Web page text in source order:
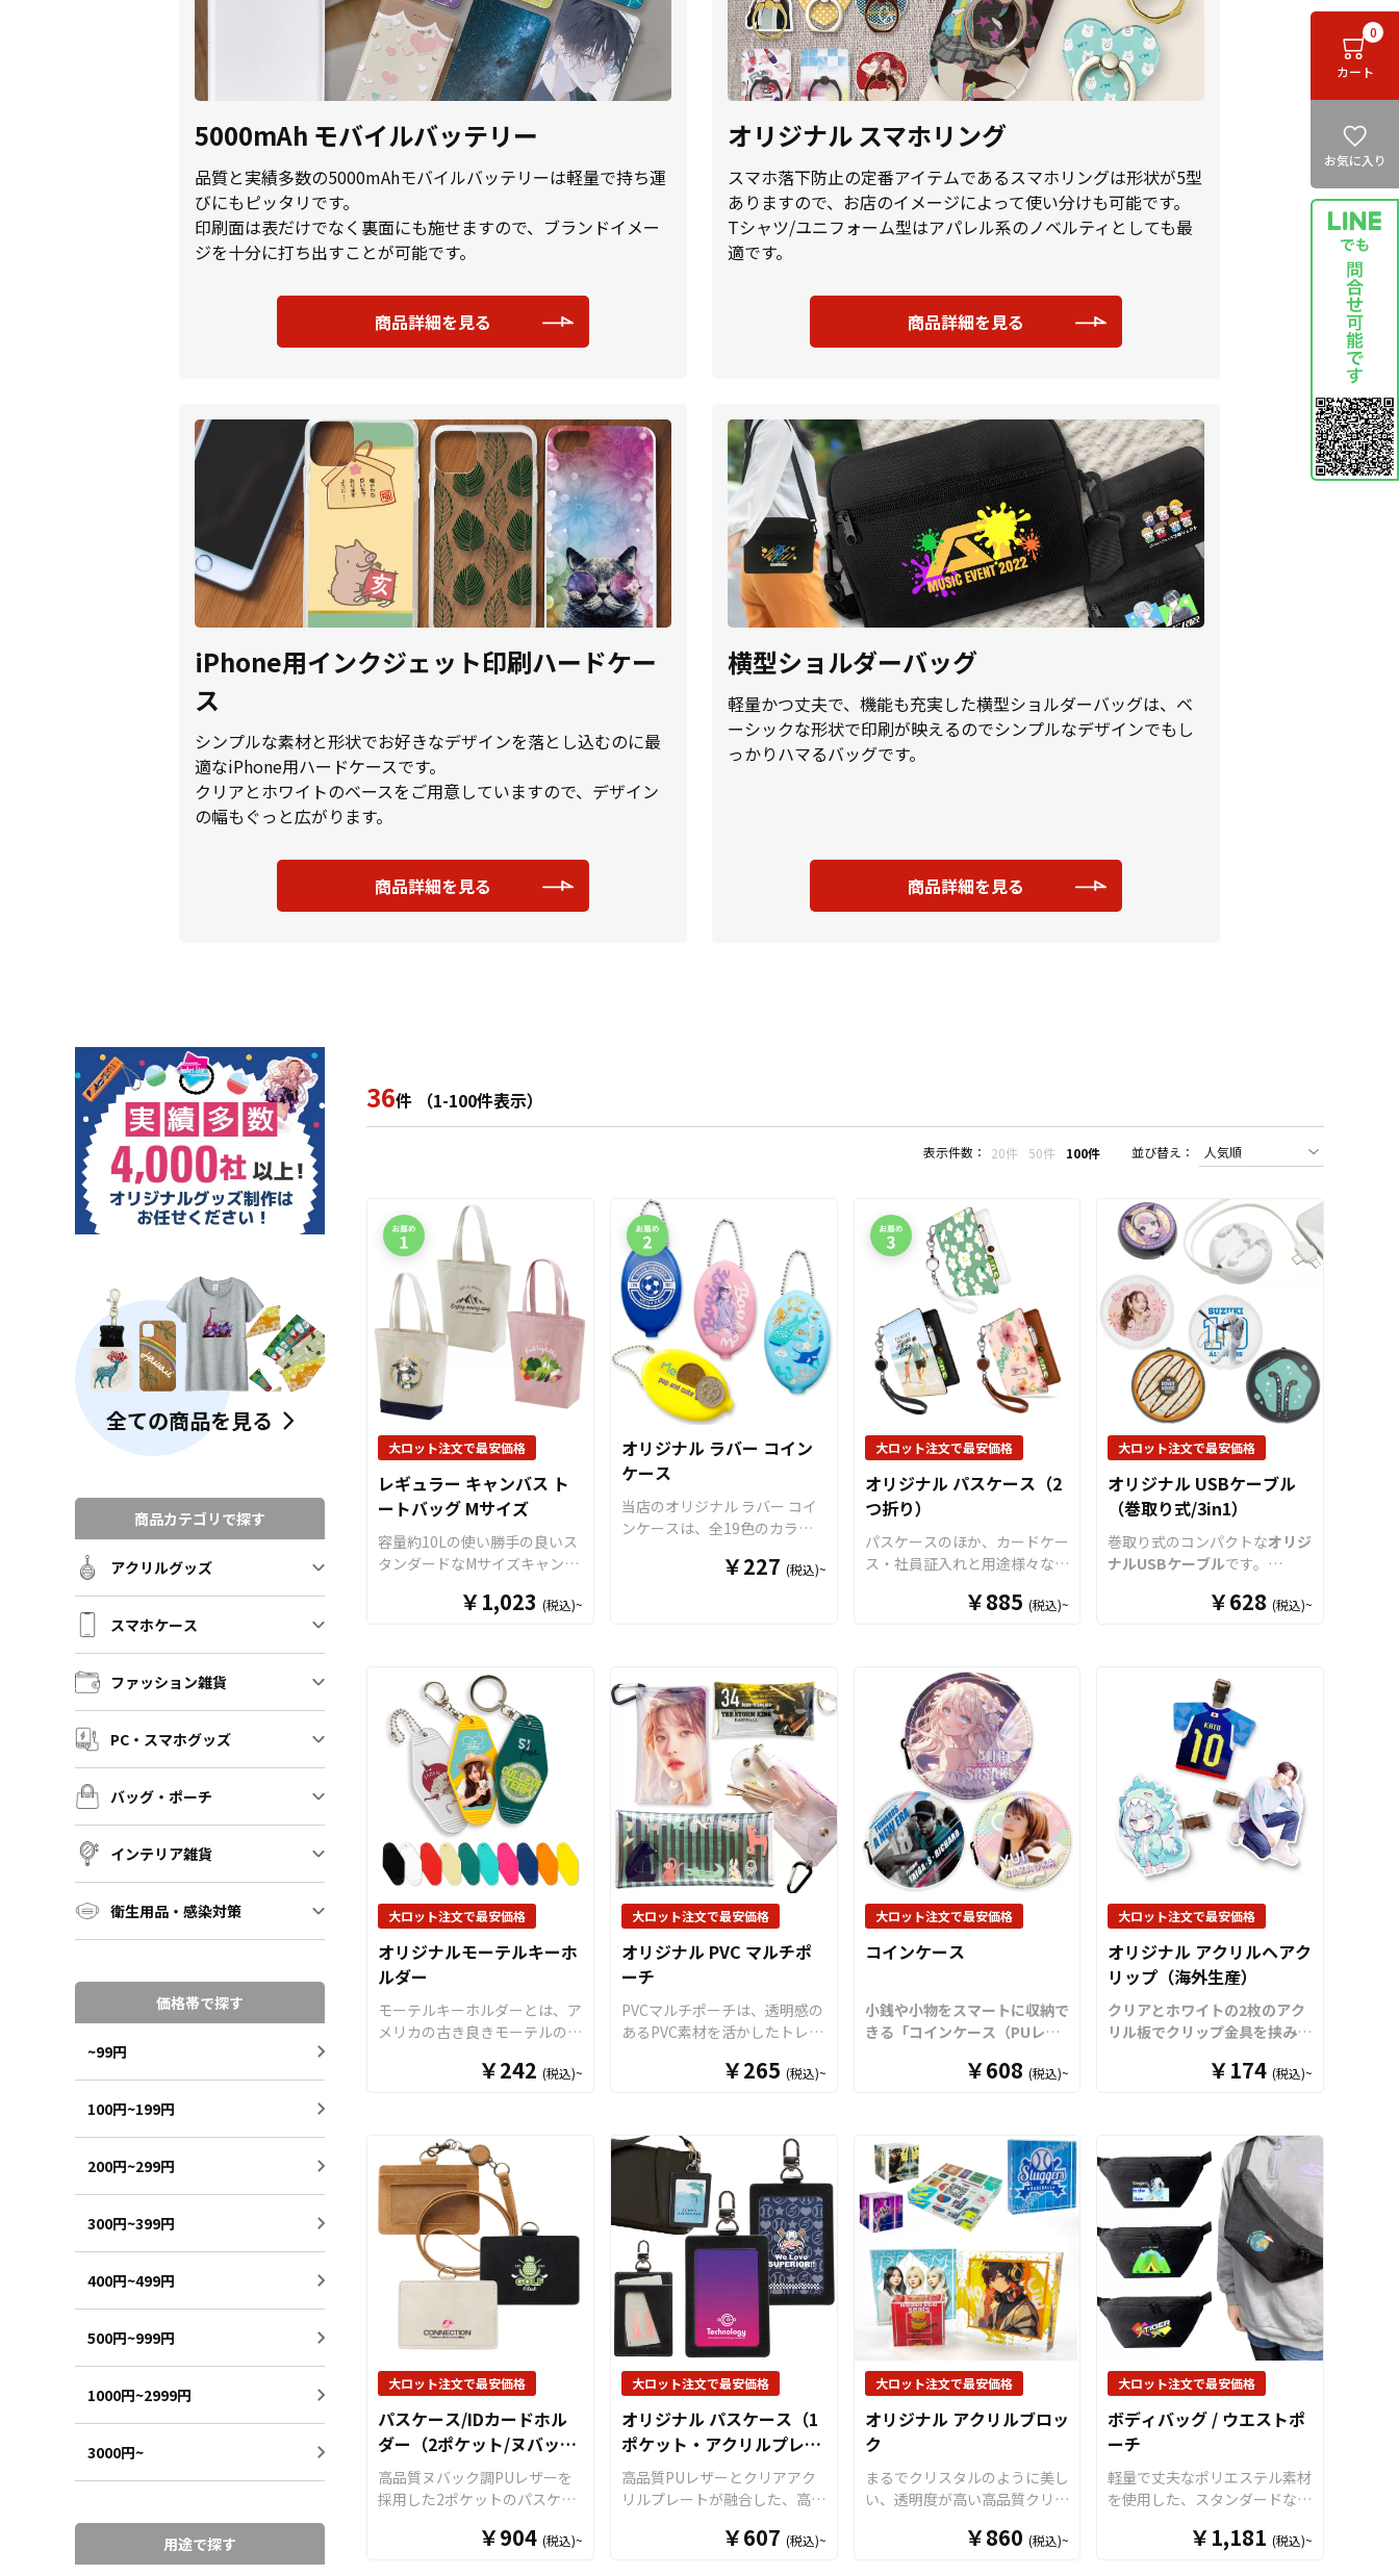
5000mAh モバイルバッテリー
品質と実績多数の5000mAhモバイルバッテリーは軽量で持ち運
びにもピッタリです。
印刷面は表だけでなく裏面にも施せますので、ブランドイメー
ジを十分に打ち出すことが可能です。
商品詳細を見る
オリジナル スマホリング
スマホ落下防止の定番アイテムであるスマホリングは形状が5型
ありますので、お店のイメージによって使い分けも可能です。
Tシャツ/ユニフォーム型はアパレル系のノベルティとしても最
適です。
商品詳細を見る
iPhone用インクジェット印刷ハードケー
ス
シンプルな素材と形状でお好きなデザインを落とし込むのに最
適なiPhone用ハードケースです。
クリアとホワイトのベースをご用意していますので、デザイン
の幅もぐっと広がります。
商品詳細を見る
横型ショルダーバッグ
軽量かつ丈夫で、機能も充実した横型ショルダーバッグは、ベ
ーシックな形状で印刷が映えるのでシンプルなデザインでもし
っかりハマるバッグです。
商品詳細を見る
全ての商品を見る
商品カテゴリで探す
アクリルグッズ
スマホケース
ファッション雑貨
PC・スマホグッズ
バッグ・ポーチ
インテリア雑貨
衛生用品・感染対策
価格帯で探す
~99円
100円~199円
200円~299円
300円~399円
400円~499円
500円~999円
1000円~2999円
3000円~
用途で探す
36件 （1-100件表示）
表示件数： 20件 50件 100件 並び替え：
大ロット注文で最安価格
レギュラー キャンバス ト
ートバッグ Mサイズ
容量約10Lの使い勝手の良いス
タンダードなMサイズキャンバ
っかりとした生地で、日常のお
グッズ配布のサブバッグとして
も幅広く活躍します。複雑な形
状や色数の多いデザインでも印
刷単価が従来方式に比べて比較
的リーズナブルとなっているこ
とも特徴です。企業やショップ
のノベルティ、フェスやイベン
ト、アニメグッズ等の販促品等
様々なシーンでご利用いただけ
る人気のアイテムです。OEM
などの販売に必要な資材も取り
揃えておりますので、お客様に
はデザインをご入稿いただくだ
けでオリジナル商品として販売
していただくことができます。
トートバッグはアニメ、エンタ
メ、スポーツ、官公庁、またコ
ミケなどの同人グッズ販売など
様々な業界に人気です。 国内
生産で短納期、小ロットからの
た問わずお気軽にご相談くださ
い。
￥1,023 (税込)~
オリジナル ラバー コイン
ケース
当店のオリジナル ラバー コイ
ンケースは、全19色のカラー
に強くて丈夫なラバー素材のコ
です。デザインがない部分はコ
インケース本体の色がそのまま
活かされ、カスタマイズの幅が
広がります。このコインケース
は1951年に「世界で一番早く
コインを取り出せる！」をキャ
ッチフレーズに誕生し、片手で
握るだけで小銭が簡単に取り出
せる便利さと、コンパクトな形
状で今もなお世界中で愛されて
います。持ち運びに便利なボー
ルチェーン付きで、キーホルダ
ーとしても活用可能です。
￥227 (税込)~
大ロット注文で最安価格
オリジナル パスケース（2
つ折り）
パスケースのほか、カードケー
ス・社員証入れと用途様々な高
ちのオリジナルのデザインにて
をターゲットとすることができ
ますので、オリジナルグッズと
して展開がしやすいのが特長で
す。販売に必要な資材も取り揃
えておりますので、お客様には
デザインをご入稿いただくだけ
でオリジナル商品として販売し
ていただくことができます。
パスケースはアニメ、エンタ
メ、スポーツ、官公庁、同人グ
ッズなど様々な業界に人気で
す。 国内生産で短納期、小ロ
ットからの製作も承っておりま
すので、お気軽にご相談くださ
￥885(税込)~
大ロット注文で最安価格
オリジナル USBケーブル
（巻取り式/3in1）
巻取り式のコンパクトなオリジ
ナルUSBケーブルです。
の3つのコネクタを備えた
ル巻取り式ですので嵩張らず、
コンパクトなサイズで持ち運び
が苦になりません。丸形で可愛
らしいデザインですので、エン
ドユーザー様への訴求力も高い
アイテムとなっております。ま
たイベントや社にノベルティと
しても喜ばれる
オリジナルグッ
となっておりおすすめです。
能ですのでご不明点がありまし
たらお気軽にご相談ください。
￥628 (税込)~
大ロット注文で最安価格
オリジナルモーテルキーホ
ルダー
モーテルキーホルダーとは、ア
メリカの古き良きモーテルのル
テージ感のあるキーホルダーで
ルチャーに興味がある方だけに
限らず、多くのお客様に響く魅
力を持っています。 またモー
テルキーホルダーには全10色
のカラーバリエーションをご用
意しております。鮮やかなカラ
ーから落ち着いたトーンまで、
幅広い選択肢がありますので、
用途やデザインに合わせてお選
びください。 キーホルダー部
スカン」「押二重カン」の3種
類をご用意。ボールチェーンは
取り外しも簡単で使い勝手が良
く、ナスカンはキーホルダーを
バッグやベルトループに取り付
けるのに便利です。押二重カン
はリングにしっかりとカギなど
を固定することができますの
で、紛失の心配が少なくなりま
￥242 (税込)~
大ロット注文で最安価格
オリジナル PVC マルチポ
ーチ
PVCマルチポーチは、透明感の
あるPVC素材を活かしたトレン
ン性を兼ね備えています。 本
テムを整理するのに便利です。
中身の出し入れが簡単なだけで
なく、耐久性に優れたPVC素材
は水に強く、壊れにくいため
、お手入れもしやすいのが特徴
です。UVインクジェットプリ
ントを採用しており、 透け感
を楽しむ部分と白版で鮮明に見
せる部分を組み合わせたデザイ
ンが可能です。 クリア素材を
活かし、中身をあえて見せるデ
ザインもおすすめです。S、
M、Lの3サイズ展開で、Sサイ
ズにはナスカンキーホルダー、
Mサイズにはカラビナが付属
し、 Lサイズはシンプルな仕様
となっており、お好みの用途に
合わせて選べます。
￥265 (税込)~
大ロット注文で最安価格
コインケース
小銭や小物をスマートに収納で
きる「コインケース（PUレザ
デザインで制作いたします。
ちろん、鍵やアクセサリー、イ
ヤホンなどの小物収納にも便利
な実用アイテムです。高級感の
あるPUレザー素材を使用して
おり、フルカラー印刷でオリジ
ナルデザインを鮮やかに表現で
きます。 使いやすさとデザイ
ン性を両立した定番グッズのた
め、キャラクターグッズやライ
ブグッズ、企業ノベルティなど
幅広い用途で展開可能。コンパ
クトサイズで配布や販売もしや
すく、物販商品としても人気の
アイテムです。 販売に必要な
資材も取り揃えておりますの
で、お客様にはデザインをご入
稿いただくだけでオリジナル商
品として販売していただくこと
ができます。国内生産で小ロッ
トからの製作も承っております
￥608(税込)~
大ロット注文で最安価格
オリジナル アクリルヘアク
リップ（海外生産）
クリアとホワイトの2枚のアク
リル板でクリップ金具を挟み込
ナル アクリルヘアクリップ」
クジェットプリントによるフル
カラー印刷を採用し、繊細なデ
ザインも鮮やかに再現。さら
に、極薄のPETフィルムで印刷
面を保護することで、インクの
質感が残らず、光沢が美しい高
級感のある仕上がりになりま
す！ 販売に必要な資材も豊富
に取り揃えているため、お客様
はデザインを入稿するだけで、
オリジナル商品として展開でき
ます。オリジナルグッズの制作
やOEMをご検討中の業者様も
お気軽にご相談ください。 ※
短納期・小ロットから制作可能
な「国内生産仕様」のアクリル
ヘアクリップ「オリジナル ア
クリルヘアクリップ/前髪クリ
ップ（国内生産）」については
こちらのページからご注文頂け
￥174 (税込)~
大ロット注文で最安価格
パスケース/IDカードホル
ダー（2ポケット/ヌバック
調）
高品質ヌバック調PUレザーを
採用した2ポケットのパスケー
ール式のネックストラップを標
￥904 (税込)~
大ロット注文で最安価格
オリジナル パスケース（1
ポケット・アクリルプレー
ト仕様）
高品質PUレザーとクリアアク
リルプレートが融合した、高級
です。ポケットはシンプルな
￥607 (税込)~
大ロット注文で最安価格
オリジナル アクリルブロッ
ク
まるでクリスタルのように美し
い、透明度が高い高品質クリア
アクリルブロックです。キュー
￥860(税込)~
大ロット注文で最安価格
ボディバッグ / ウエストポ
ーチ
軽量で丈夫なポリエステル素材
を使用した、スタンダードな形
（ウエストポーチ）です。メイ
￥1,181 (税込)~
カート
0
お気に入り